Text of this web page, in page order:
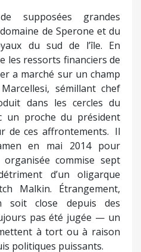
supposées grandes
de Sperone et du
du sud de l’île. En
les ressorts financiers de
a marché sur un champ
sémillant chef
dans les cercles du
un proche du président
de ces affrontements. Il
en mai 2014 pour
commise sept
d’un oligarque
Malkin. Étrangement,
soit close depuis des
pas été jugée — un
à tort ou à raison
politiques puissants.